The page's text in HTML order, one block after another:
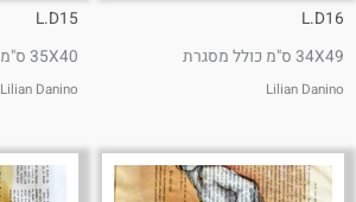
L.D16
34X49 ס"מ כולל מסגרת
Lilian Danino
L.D15
35X40 ס"מ
Lilian Danino